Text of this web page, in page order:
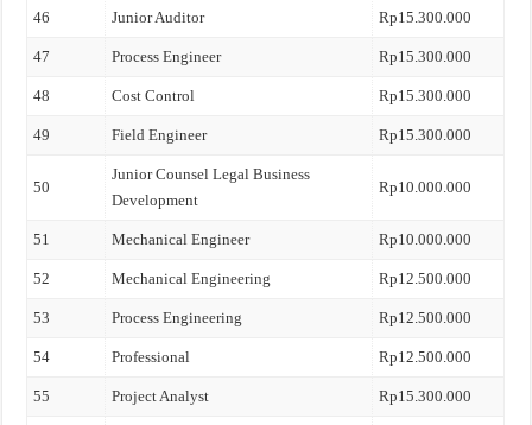
46 Junior Auditor Rp15.300.000
47 Process Engineer Rp15.300.000
48 Cost Control Rp15.300.000
49 Field Engineer Rp15.300.000
50
Junior Counsel Legal Business
Development
Rp10.000.000
51 Mechanical Engineer Rp10.000.000
52 Mechanical Engineering Rp12.500.000
53 Process Engineering Rp12.500.000
54 Professional Rp12.500.000
55 Project Analyst Rp15.300.000